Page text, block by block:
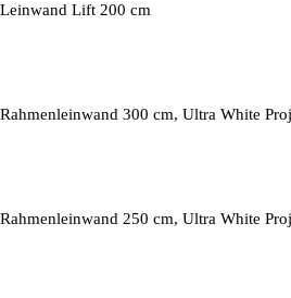
Leinwand Lift 200 cm
Rahmenleinwand 300 cm, Ultra White
Rahmenleinwand 250 cm, Ultra White